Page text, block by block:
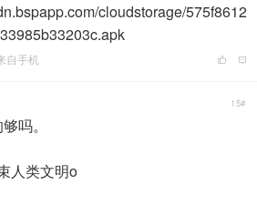
cloudstorage/575f8612
自手机
15#
吗。
人类文明o